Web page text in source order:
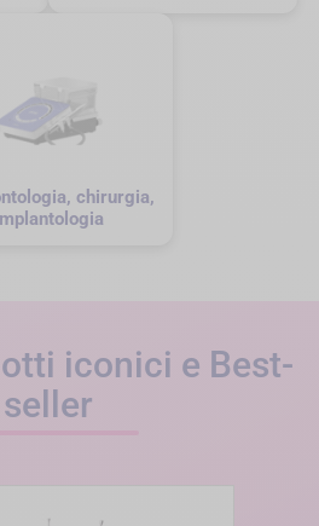
chirurgia,
iconici e Best-
seller